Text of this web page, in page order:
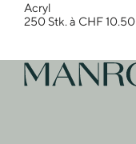
Acryl
250 Stk. à CHF 10.50
Footer
Zur Startseite